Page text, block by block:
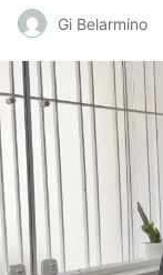
Gi Belarmino